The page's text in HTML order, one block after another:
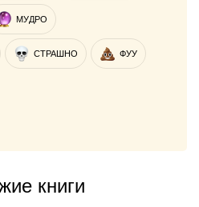
МУДРО
СТРАШНО ФУУ
книги